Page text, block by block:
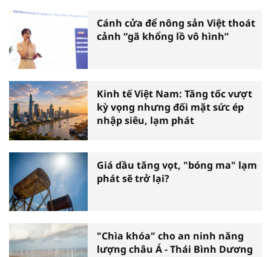
Cánh cửa để nông sản Việt thoát
cảnh “gã khổng lồ vô hình”
Kinh tế Việt Nam: Tăng tốc vượt
kỳ vọng nhưng đối mặt sức ép
nhập siêu, lạm phát
Giá dầu tăng vọt, "bóng ma" lạm
phát sẽ trở lại?
"Chìa khóa" cho an ninh năng
lượng châu Á - Thái Bình Dương